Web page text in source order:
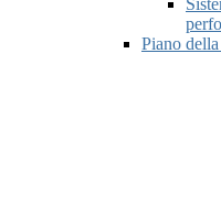
Piano